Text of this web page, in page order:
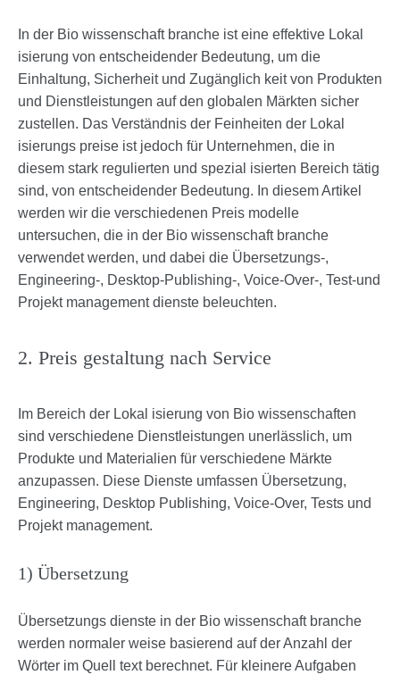
In der Bio wissenschaft branche ist eine effektive Lokal
isierung von entscheidender Bedeutung, um die
Einhaltung, Sicherheit und Zugänglich keit von Produkten
und Dienstleistungen auf den globalen Märkten sicher
zustellen. Das Verständnis der Feinheiten der Lokal
isierungs preise ist jedoch für Unternehmen, die in
diesem stark regulierten und spezial isierten Bereich tätig
sind, von entscheidender Bedeutung. In diesem Artikel
werden wir die verschiedenen Preis modelle
untersuchen, die in der Bio wissenschaft branche
verwendet werden, und dabei die Übersetzungs-,
Engineering-, Desktop-Publishing-, Voice-Over-, Test-und
Projekt management dienste beleuchten.
2. Preis gestaltung nach Service
Im Bereich der Lokal isierung von Bio wissenschaften
sind verschiedene Dienstleistungen unerlässlich, um
Produkte und Materialien für verschiedene Märkte
anzupassen. Diese Dienste umfassen Übersetzung,
Engineering, Desktop Publishing, Voice-Over, Tests und
Projekt management.
1) Übersetzung
Übersetzungs dienste in der Bio wissenschaft branche
werden normaler weise basierend auf der Anzahl der
Wörter im Quell text berechnet. Für kleinere Aufgaben